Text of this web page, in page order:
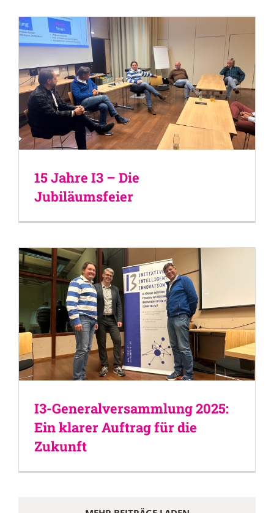
15 Jahre I3 – Die
Jubiläumsfeier
I3-Generalversammlung 2025:
Ein klarer Auftrag für die
Zukunft